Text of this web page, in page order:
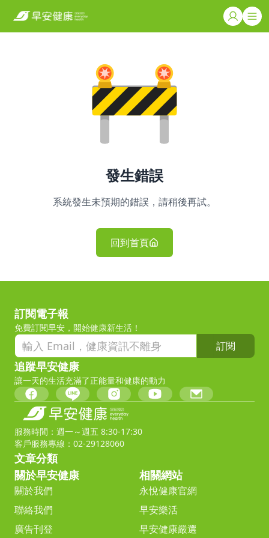
發生錯誤
系統發生未預期的錯誤，請稍後再試。
回到首頁
訂閱電子報
免費訂閱早安，開始健康新生活！
訂閱
追蹤早安健康
讓一天的生活充滿了正能量和健康的動力
服務時間：週一～週五 8:30-17:30
客戶服務專線：02-29128060
文章分類
關於早安健康
關於我們
聯絡我們
廣告刊登
相關網站
永悅健康官網
早安樂活
早安健康嚴選